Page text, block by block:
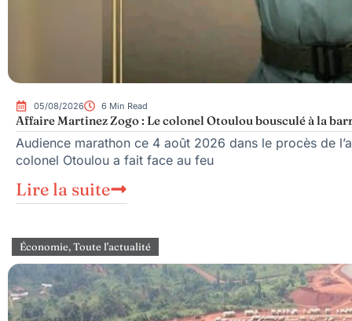
05/08/2026 6 Min Read
Affaire Martinez Zogo : Le colonel Otoulou bousculé à la
Audience marathon ce 4 août 2026 dans le procès de
colonel Otoulou a fait face au feu
Lire la suite
Économie,Toute l'actualité